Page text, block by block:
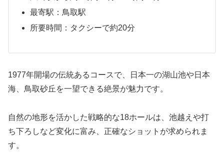
最寄駅：鳥取駅
所要時間：タクシーで約20分
1977年開場の伝統あるコースで、日本一の湖山池や日本
海、鳥取砂丘を一望できる絶景が魅力です。
自然の地形を活かした戦略的な18ホールは、池越えや打
ち下ろしなど変化に富み、正確なショットが求められま
す。